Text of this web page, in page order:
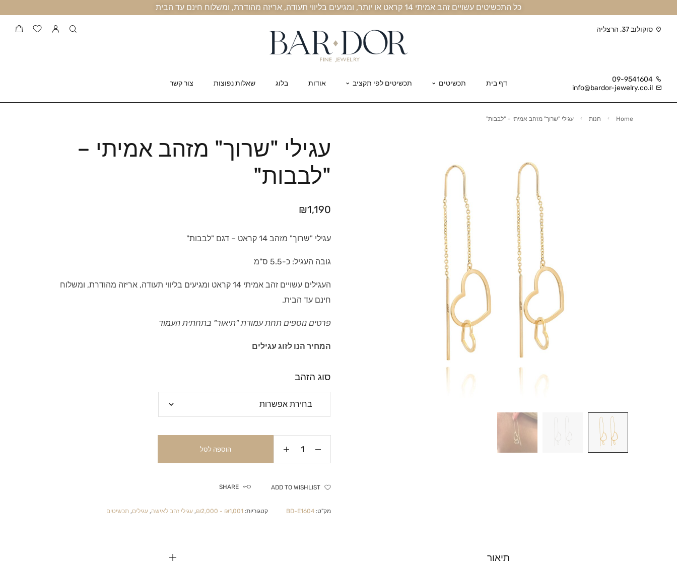
כל התכשיטים עשויים זהב אמיתי 14 קראט או יותר, ומגיעים בליווי תעודה, אריזה מהודרת, ומשלוח חינם עד הבית
סוקולוב 37, הרצליה
09-9541604
info@bardor-jewelry.co.il
דף בית תכשיטים תכשיטים לפי תקציב אודות בלוג שאלות נפוצות צור קשר
Home חנות עגילי "שרוך" מזהב אמיתי – "לבבות"
עגילי "שרוך" מזהב אמיתי –
"לבבות"
₪1,190
עגילי "שרוך" מזהב 14 קראט – דגם "לבבות"
גובה העגיל: כ-5.5 ס"מ
העגילים עשויים זהב אמיתי 14 קראט ומגיעים בליווי תעודה, אריזה מהודרת, ומשלוח
חינם עד הבית.
פרטים נוספים תחת עמודת "תיאור" בתחתית העמוד
המחיר הנו לזוג עגילים
סוג הזהב
הוספה לסל
ADD TO WISHLIST
SHARE
מק"ט: BD-E1604 קטגוריות: ₪1,001 - ₪2,000
, עגילי זהב לאישה, עגילים, תכשיטים
תיאור